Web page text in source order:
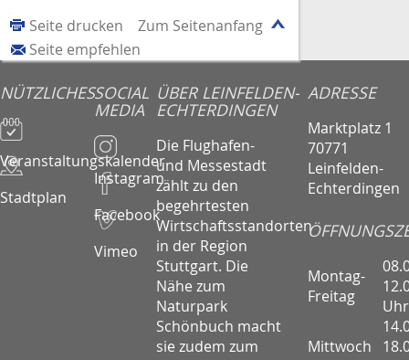
Zum Seitenanfang
Seite drucken
Seite empfehlen
NÜTZLICHES
Veranstaltungskalender
Stadtplan
SOCIAL
MEDIA
Instagram
Facebook
Vimeo
ÜBER LEINFELDEN-
ECHTERDINGEN
Die Flughafen-
und Messestadt
zählt zu den
begehrtesten
Wirtschaftsstandorten
in der Region
Stuttgart. Die
Nähe zum
Naturpark
Schönbuch macht
sie zudem zum
ADRESSE
Marktplatz 1
70771
Leinfelden-
Echterdingen
Montag-
Freitag
Uhr
Mittwoch